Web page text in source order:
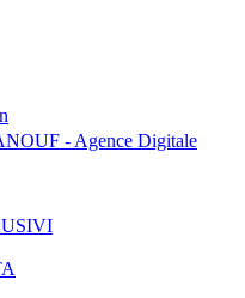
- Agence Digitale